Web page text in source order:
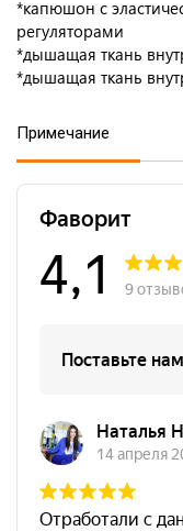
*капюшон с
регуляторами
*дышащая ткань
*дышащая ткань
Примечание